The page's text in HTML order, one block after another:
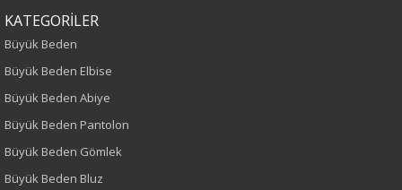
KATEGORİLER
Büyük Beden
Büyük Beden Elbise
Büyük Beden Abiye
Büyük Beden Pantolon
Büyük Beden Gömlek
Büyük Beden Bluz